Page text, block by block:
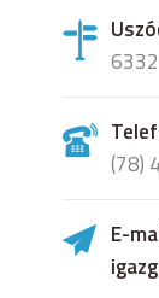
(78)
E-